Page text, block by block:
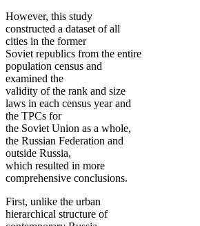
However, this study
constructed a dataset of all
cities in the former
Soviet republics from the entire
population census and
examined the
validity of the rank and size
laws in each census year and
the TPCs for
the Soviet Union as a whole,
the Russian Federation and
outside Russia,
which resulted in more
comprehensive conclusions.
First, unlike the urban
hierarchical structure of